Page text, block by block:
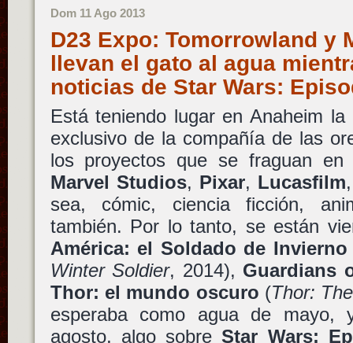
Dom 11 Ago 2013
D23 Expo: Tomorrowland y
llevan el gato al agua
noticias de Star Wars:
Está teniendo lugar en Anaheim la
exclusivo de la compañía de las
los proyectos que se fraguan
Marvel Studios, Pixar, Lucasfilm
sea, cómic, ciencia ficción,
también. Por lo tanto, se están
América: el Soldado de Invierno
Winter Soldier, 2014), Guardians
Thor: el mundo oscuro (Thor:
esperaba como agua de mayo,
agosto, algo sobreStar Wars: